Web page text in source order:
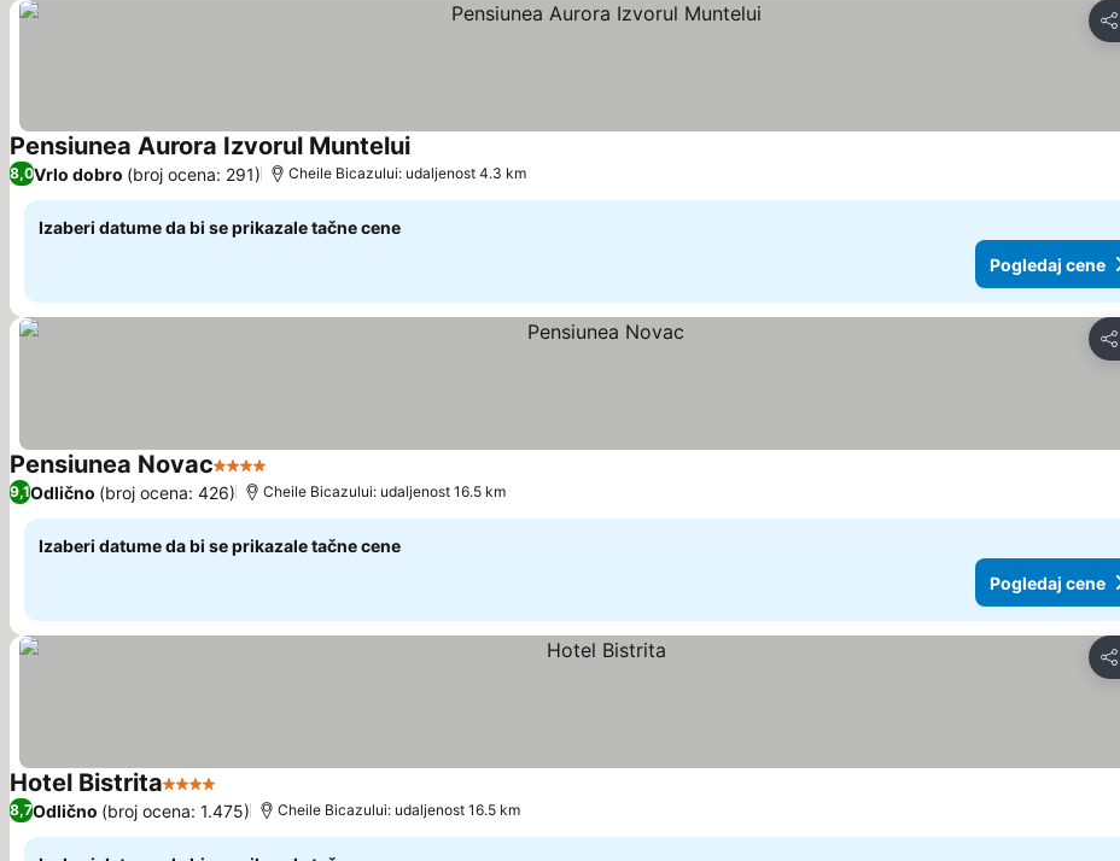
Deli
Pensiunea Aurora Izvorul Muntelui
8,0Vrlo dobro (broj ocena: 291) Cheile Bicazului: udaljenost 4.3 km
Izaberi datume da bi se prikazale tačne cene
Pogledaj cene
Deli
Pensiunea Novac4 Zvezdice
9,1Odlično (broj ocena: 426) Cheile Bicazului: udaljenost 16.5 km
Izaberi datume da bi se prikazale tačne cene
Pogledaj cene
Deli
Hotel Bistrita4 Zvezdice
8,7Odlično (broj ocena: 1.475) Cheile Bicazului: udaljenost 16.5 km